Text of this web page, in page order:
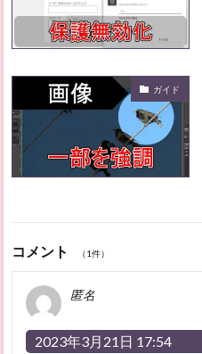
ガイド
コメント （1件）
匿名
2023年3月21日 17:54